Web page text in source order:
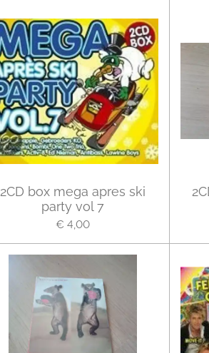
2CD box mega apres ski
party vol 7
€ 4,00